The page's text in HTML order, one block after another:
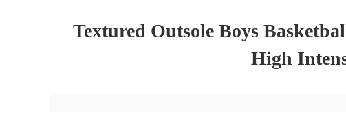
Textured Outsole Boys
High